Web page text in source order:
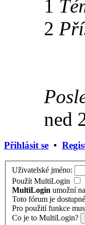
1
2
ned
Přihlásit se •
Uživatelské jméno:
Použít MultiLogin
MultiLogin umožní
Toto fórum je
Pro použití funkce
Co je to MultiLogin?